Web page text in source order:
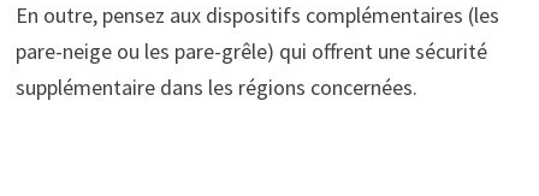
En outre, pensez aux dispositifs complémentaires (les
pare-neige ou les pare-grêle) qui offrent une sécurité
supplémentaire dans les régions concernées.